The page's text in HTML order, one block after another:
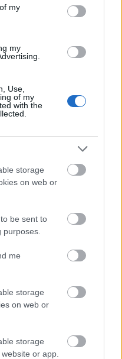
my
my
Use,
of my
with the
storage
on web or
be sent to
me
storage
on web or
storage
or app.
a Kommerszant
múzeum
festményt kellene
Henri
Mihail
alkotások fizikai
javasolta, hogy
egyesítsék a
Múzeum
őriz, de
ad a világ
2011-ben
Merisi da
közönség,
Picasso-kiállítás
egyik
nyílt
Szépművészeti